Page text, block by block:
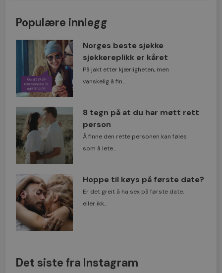
Populære innlegg
Norges beste sjekke
sjekkereplikk er kåret
På jakt etter kjærligheten, men
vanskelig å fin...
8 tegn på at du har møtt rett
person
Å finne den rette personen kan føles
som å lete...
Hoppe til køys på første date?
Er det greit å ha sex på første date,
eller ikk...
Det siste fra Instagram